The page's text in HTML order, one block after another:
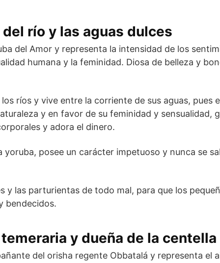
río y las aguas dulces
del Amor y representa la intensidad de los
humana y la feminidad. Diosa de belleza y
ríos y vive entre la corriente de sus aguas, pues
y en favor de su feminidad y sensualidad,
y adora el dinero.
yoruba, posee un carácter impetuoso y nunca se
y las parturientas de todo mal, para que los
bendecidos.
y dueña de la centella
del orisha regente Obbatalá y representa el